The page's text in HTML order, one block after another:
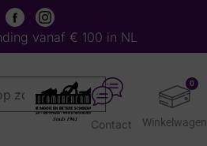
vanaf € 100 in NL
0
Contact